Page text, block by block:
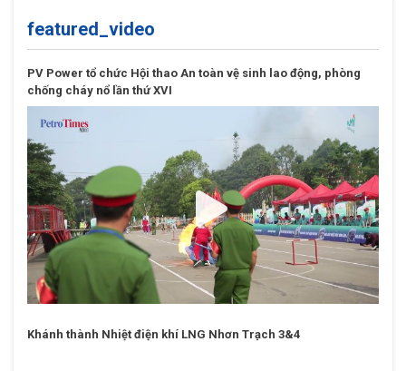
featured_video
PV Power tổ chức Hội thao An toàn vệ sinh lao động, phòng
chống cháy nổ lần thứ XVI
Khánh thành Nhiệt điện khí LNG Nhơn Trạch 3&4